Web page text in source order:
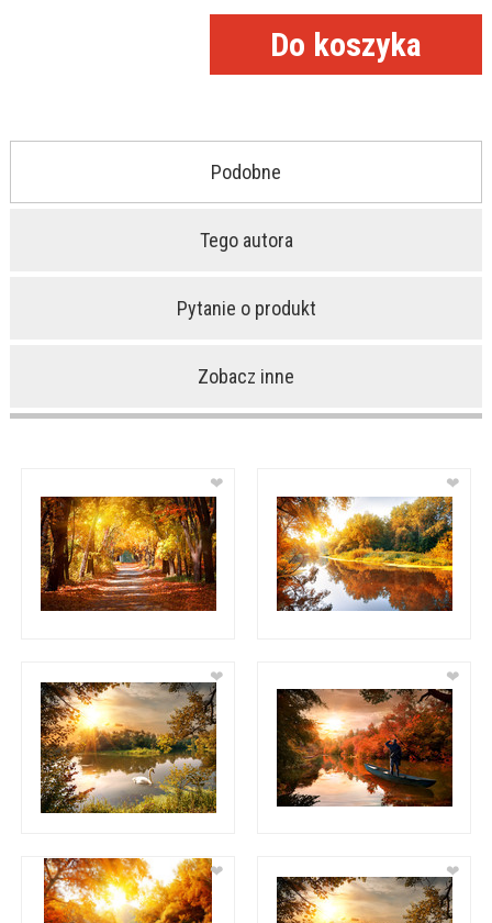
Podobne
Tego autora
Pytanie o produkt
Zobacz inne
❤ ❤
❤ ❤
❤ ❤